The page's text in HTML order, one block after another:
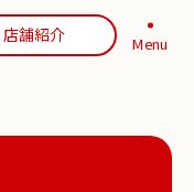
店舗紹介 Menu